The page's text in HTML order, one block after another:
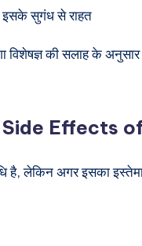
इसके सुगंध से राहत
विशेषज्ञ की सलाह के अनुसार
Effects
है, लेकिन अगर इसका